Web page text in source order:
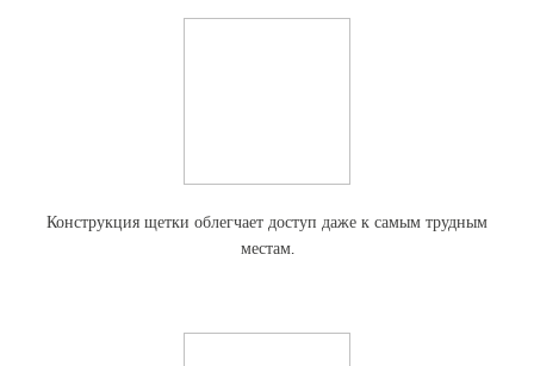
Конструкция щетки облегчает доступ даже к самым трудным
местам.